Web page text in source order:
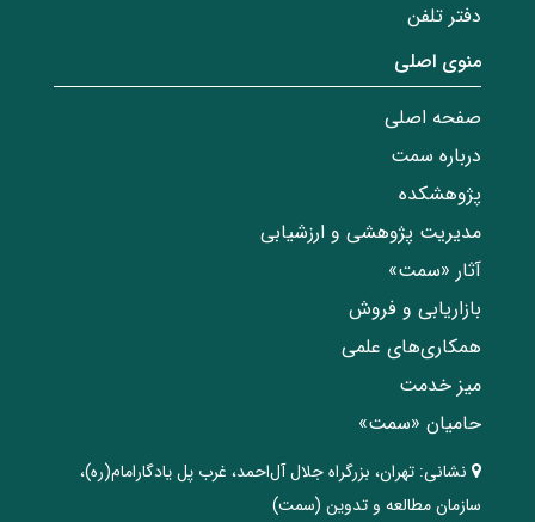
دفتر تلفن
منوی اصلی
صفحه اصلی
درباره سمت
پژوهشکده
مدیریت پژوهشی و ارزشیابی
آثار «سمت»
بازاریابی و فروش
همکاری‌های علمی
میز خدمت
حامیان «سمت»
نشانی: تهران، ‌بزرگراه ‌جلال آل‌احمد، غرب پل يادگار‌امام(ره)‌،
سازمان مطالعه و تدوین‌ (سمت)